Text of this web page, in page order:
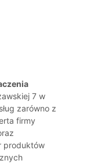
7 w
zarówno z
firmy
produktów